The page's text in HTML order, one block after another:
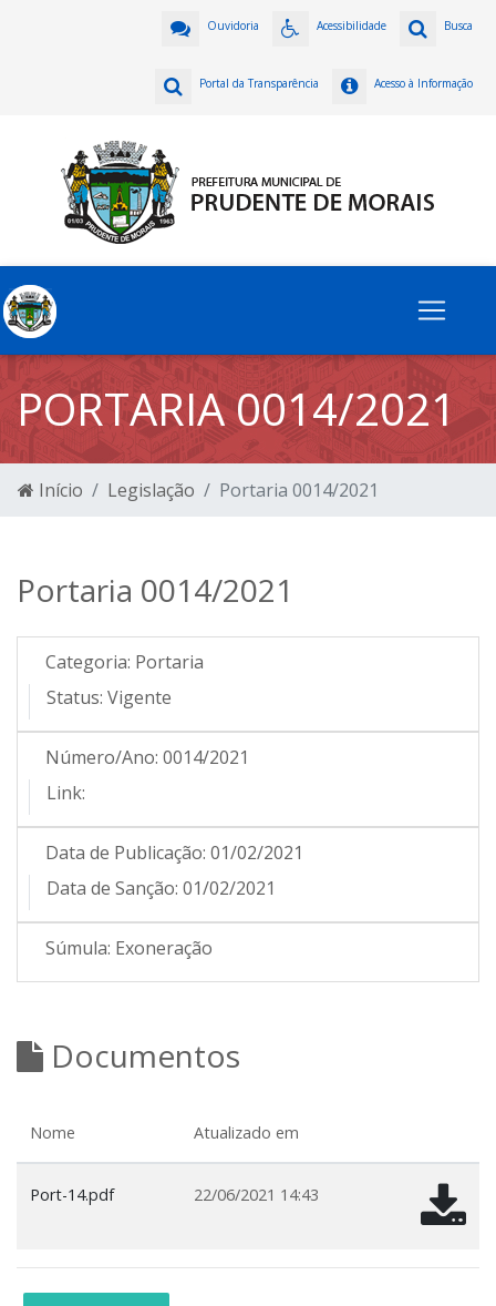
Busca
Acessibilidade
Ouvidoria
Acesso à Informação
Portal da Transparência
PORTARIA 0014/2021
Início Legislação Portaria 0014/2021
Portaria 0014/2021
Categoria: Portaria
Status: Vigente
Número/Ano: 0014/2021
Link:
Data de Publicação: 01/02/2021
Data de Sanção: 01/02/2021
Súmula: Exoneração
Documentos
Nome Atualizado em
Port-14.pdf 22/06/2021 14:43